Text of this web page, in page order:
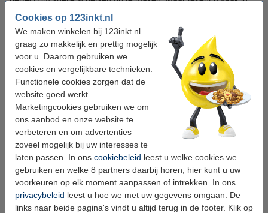
Cookies op 123inkt.nl
We maken winkelen bij 123inkt.nl
graag zo makkelijk en prettig mogelijk
voor u. Daarom gebruiken we
cookies en vergelijkbare technieken.
Functionele cookies zorgen dat de
website goed werkt.
Marketingcookies gebruiken we om
ons aanbod en onze website te
verbeteren en om advertenties
zoveel mogelijk bij uw interesses te
laten passen. In ons cookiebeleid leest u welke cookies we
gebruiken en welke 8 partners daarbij horen; hier kunt u uw
voorkeuren op elk moment aanpassen of intrekken. In ons
privacybeleid leest u hoe we met uw gegevens omgaan. De
links naar beide pagina's vindt u altijd terug in de footer. Klik op
gram aan te raden. Dit neemt grafiet beter op en drukt niet snel
door.
Creatief met acrylverfpapier
Schildert u graag met acrylverf? Schaf dan een van onze
acrylverfpapieren aan. U vindt deze in verschillende soorten,
diktes en structuren. Zo hebben we schetsboeken voorzien van
een spiraal, hiermee slaat u makkelijk bladzijden om en bewaart
u allerlei creaties op één plek. Wilt u schilderingen inlijsten of
weggeven? Dan is een papierblok handig dankzij de
perforatierand. De speciaal vervaardigde papieren voelen glad
aan, zijn extra sterk en scheurvast. Wilt u geen risico lopen op
eventuele scheuren? Koop dan extra zwaar papier: hoe dikker
het vel, hoe steviger.